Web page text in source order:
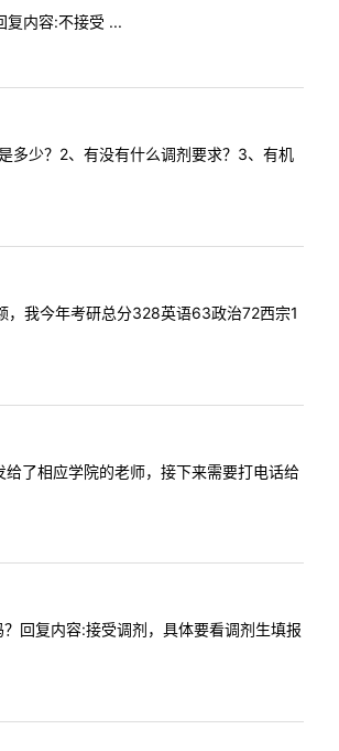
内容:不接受 ...
少？2、有没有什么调剂要求？3、有机
我今年考研总分328英语63政治72西宗1
了相应学院的老师，接下来需要打电话给
回复内容:接受调剂，具体要看调剂生填报